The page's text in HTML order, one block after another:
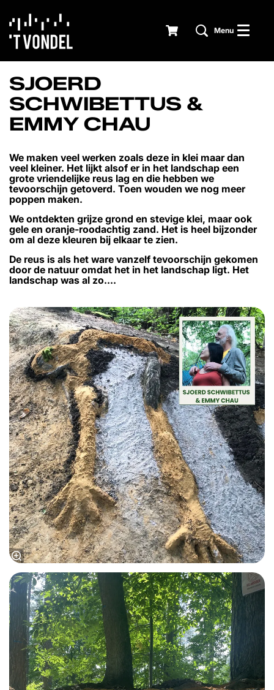
Menu
SJOERD
SCHWIBETTUS &
EMMY CHAU
We maken veel werken zoals deze in klei maar dan
veel kleiner. Het lijkt alsof er in het landschap een
grote vriendelijke reus lag en die hebben we
tevoorschijn getoverd. Toen wouden we nog meer
poppen maken.
We ontdekten grijze grond en stevige klei, maar ook
gele en oranje-roodachtig zand. Het is heel bijzonder
om al deze kleuren bij elkaar te zien.
De reus is als het ware vanzelf tevoorschijn gekomen
door de natuur omdat het in het landschap ligt. Het
landschap was al zo....